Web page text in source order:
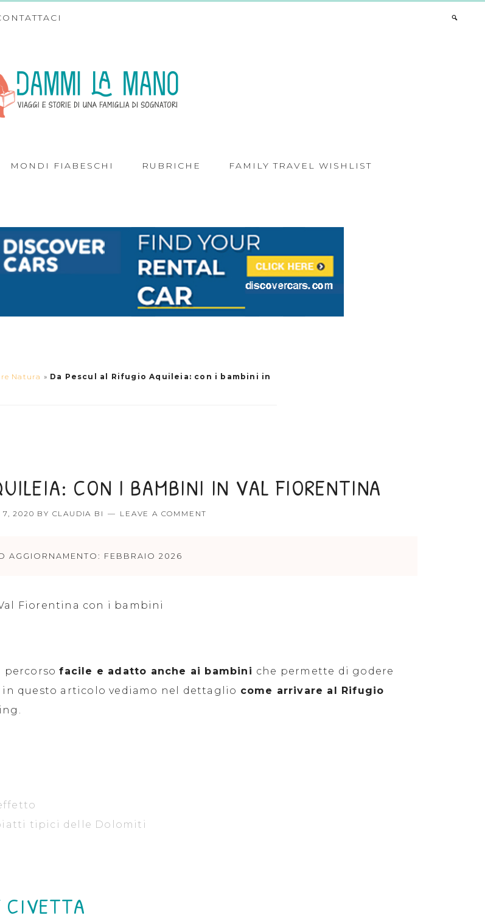
MONDI FIABESCHI RUBRICHE FAMILY TRAVEL WISHLIST
Natura » Da Pescul al Rifugio Aquileia: con i bambini in
CON I BAMBINI IN VAL FIORENTINA
7, 2020 BY CLAUDIA BI LEAVE A COMMENT
AGGIORNAMENTO: FEBBRAIO 2026
percorsofacile e adatto anche ai bambini che permette di godere
questo articolo vediamo nel dettaglio come arrivare al Rifugio
tipici delle Dolomiti
CIVETTA